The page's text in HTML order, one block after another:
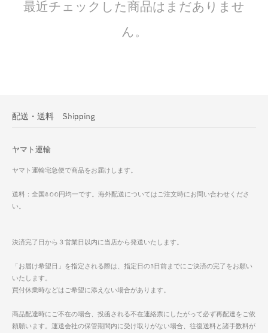
最近チェックした商品はまだありませ
ん。
配送・送料 Shipping
ヤマト運輸
ヤマト運輸宅急便で商品をお届けします。
送料：全国800円均一です。海外配送についてはご注文時にお問い合わせくださ
い。
決済完了日から３営業日以内に当店から発送いたします。
「お届け希望日」を指定される際は、指定日の3日前までにご決済の完了をお願い
いたします。
買付休業時などはご希望に添えない場合があります。
商品配達時にご不在の場合、投函される不在連絡票にしたがって必ず再配達をご依
頼願います。運送会社の保管期間内に受け取りがない場合、往復送料と諸手数料が